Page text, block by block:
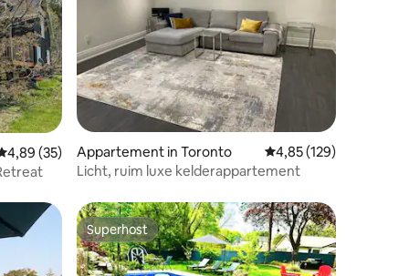
beoordeling van 4,89 uit 5, 35 recensies
4,89 (35)
Appartement in Toronto Gemiddelde
4,85 (129)
Licht, ruim luxe kelderappartement
Superhost
Superhost